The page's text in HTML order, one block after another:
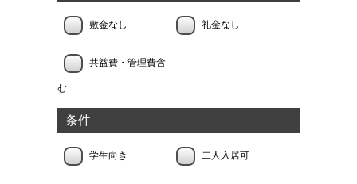
敷金なし 礼金なし
共益費・管理費含
む
条件
学生向き 二人入居可